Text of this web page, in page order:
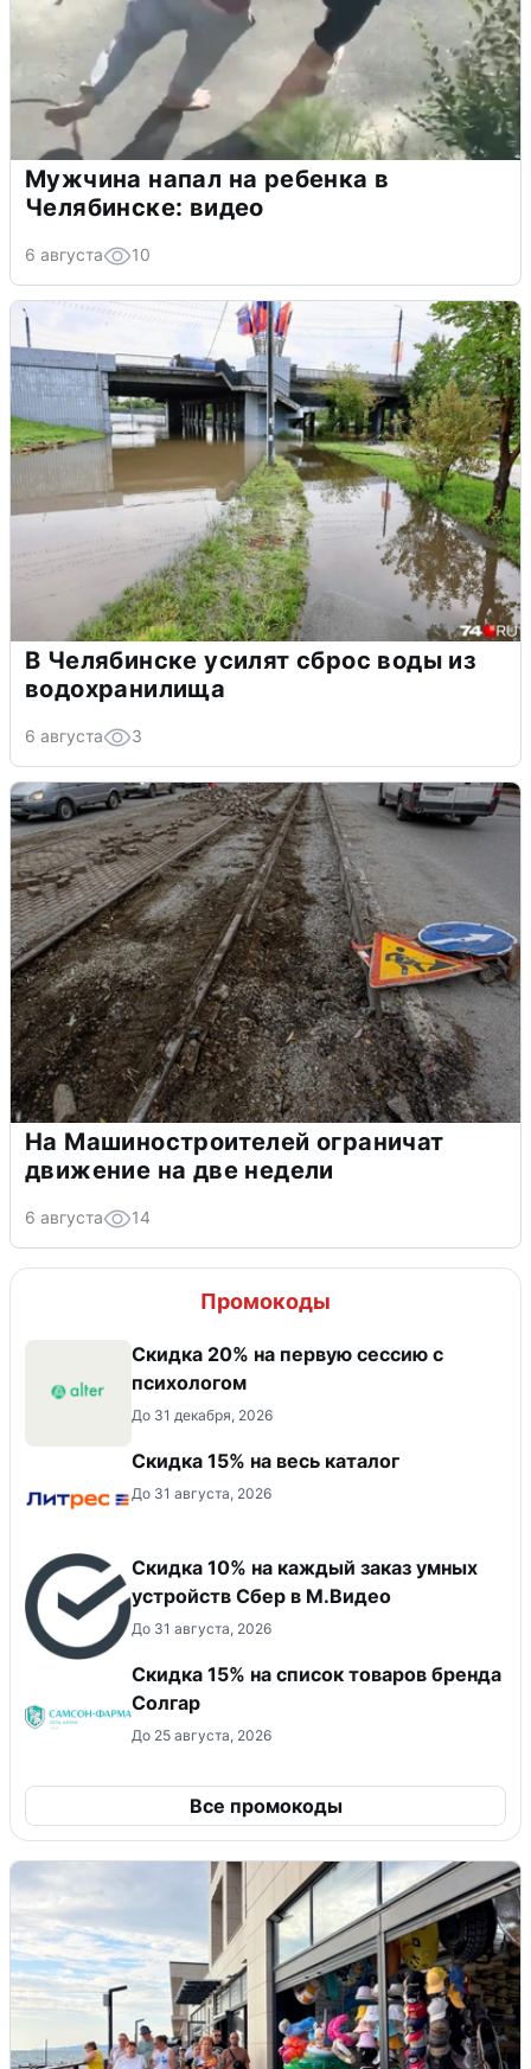
Мужчина напал на ребенка в
Челябинске: видео
6 августа 10
В Челябинске усилят сброс воды из
водохранилища
6 августа 3
На Машиностроителей ограничат
движение на две недели
6 августа 14
Промокоды
Скидка 20% на первую сессию с
психологом
До 31 декабря, 2026
Скидка 15% на весь каталог
До 31 августа, 2026
Скидка 10% на каждый заказ умных
устройств Сбер в М.Видео
До 31 августа, 2026
Скидка 15% на список товаров бренда
Солгар
До 25 августа, 2026
Все промокоды